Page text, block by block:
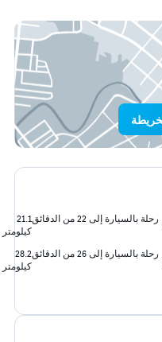
رحلة بالسيارة إلى 22 من الدقائق
21.1
كيلومتر
رحلة بالسيارة إلى 26 من الدقائق
28.2
كيلومتر